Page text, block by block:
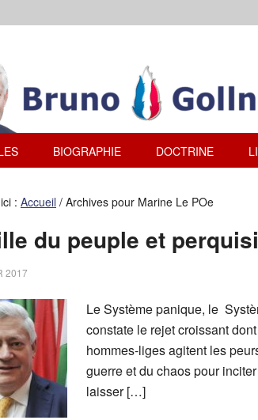
BIOGRAPHIE DOCTRINE
: Accueil / Archives pour Marine Le POe
du peuple et
2017
Le Système panique, le
constate le rejet croissant
hommes-liges agitent les
guerre et du chaos pour
laisser […]